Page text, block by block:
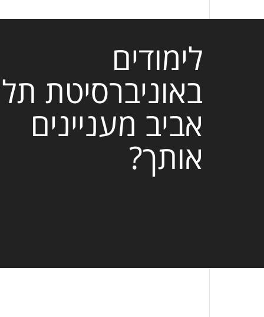
לימודים
באוניברסיטת תל
אביב מעניינים
אותך?